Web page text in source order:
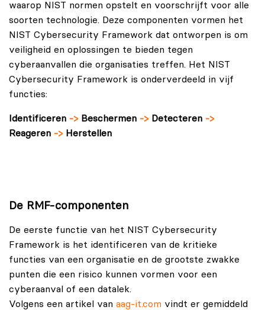
waarop NIST normen opstelt en voorschrijft voor alle
soorten technologie. Deze componenten vormen het
NIST Cybersecurity Framework dat ontworpen is om
veiligheid en oplossingen te bieden tegen
cyberaanvallen die organisaties treffen. Het NIST
Cybersecurity Framework is onderverdeeld in vijf
functies:
Identificeren -> Beschermen -> Detecteren ->
Reageren -> Herstellen
De RMF-componenten
De eerste functie van het NIST Cybersecurity
Framework is het identificeren van de kritieke
functies van een organisatie en de grootste zwakke
punten die een risico kunnen vormen voor een
cyberaanval of een datalek.
Volgens een artikel van aag-it.com vindt er gemiddeld